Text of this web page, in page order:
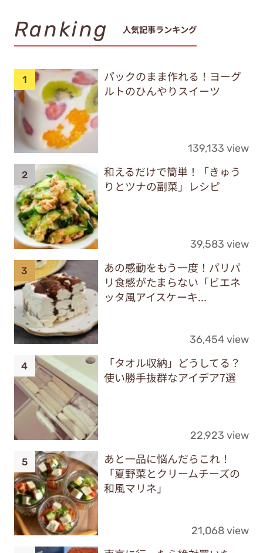
Ranking 人気記事ランキング
パックのまま作れる！ヨーグ
ルトのひんやりスイーツ
139,133 view
和えるだけで簡単！「きゅう
りとツナの副菜」レシピ
39,583 view
あの感動をもう一度！パリパ
リ食感がたまらない「ビエネ
ッタ風アイスケーキ...
36,454 view
「タオル収納」どうしてる？
使い勝手抜群なアイデア7選
22,923 view
あと一品に悩んだらこれ！
「夏野菜とクリームチーズの
和風マリネ」
21,068 view